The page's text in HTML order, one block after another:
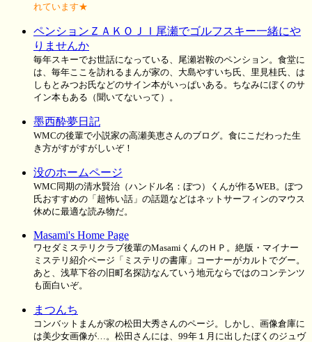
れています★
ペンションＺＡＫＯＪＩ尾瀬でゴルフスキー一緒にや
りませんか
毎年スキーでお世話になっている、尾瀬岩鞍のペンション。食堂に
は、毎年ここを訪れるまんが家の、大島やすいち氏、里見桂氏、は
しもとみつお氏などのサイン本がいっぱいある。ちなみにぼくのサ
イン本もある（聞いてないって）。
墨西酔夢日記
WMCの後輩で小説家の高瀬美恵さんのブログ。食にこだわった生
き方がすがすがしいぞ！
没のホームページ
WMC同期の清水賢治（ハンドル名：ぼつ）くんが作るWEB。ぼつ
氏おすすめの「超怖い話」の話題などはネットサーフィンのマウス
休めに最適な読み物だ。
Masami's Home Page
ワセダミステリクラブ後輩のMasamiくんのＨＰ。絶版・マイナー
ミステリ紹介ページ「ミステリの書庫」コーナーがカルトでグー。
あと、浅草下谷の旧町名探訪なんていう地元ならではのコンテンツ
も面白いぞ。
まつんち
コンバットまんが家の松田大秀さんのページ。しかし、画像倉庫に
は美少女画像が…。松田さんには、99年１月に出したぼくのジュヴ